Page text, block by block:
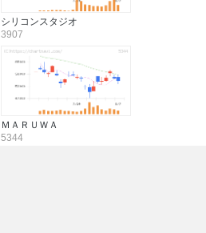
シリコンスタジオ
3907
ＭＡＲＵＷＡ
5344